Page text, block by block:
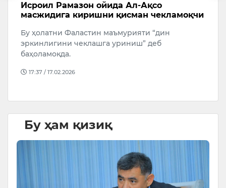
Исроил Рамазон ойида Ал-Ақсо
масжидига киришни қисман чекламоқчи
Бу ҳолатни Фаластин маъмурияти “дин
эркинлигини чеклашга уриниш” деб
баҳоламоқда.
17:37 / 17.02.2026
Бу ҳам қизиқ